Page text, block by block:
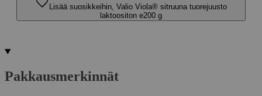
Lisää suosikkeihin, Valio Viola® sitruuna tuorejuusto
laktoositon e200 g
Pakkausmerkinnät